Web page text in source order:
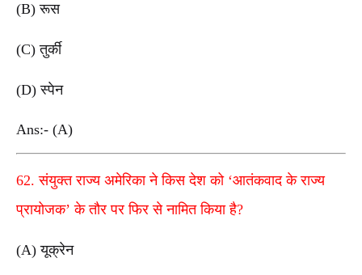
(B) रूस
(C) तुर्की
(D) स्पेन
Ans:- (A)
62. संयुक्त राज्य अमेरिका ने किस देश को ‘आतंकवाद के राज्य
प्रायोजक’ के तौर पर फिर से नामित किया है?
(A) यूक्रेन